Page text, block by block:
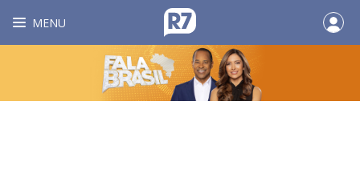
MENU